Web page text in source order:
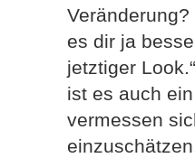
es dir ja
jetztiger
ist es auch
vermessen